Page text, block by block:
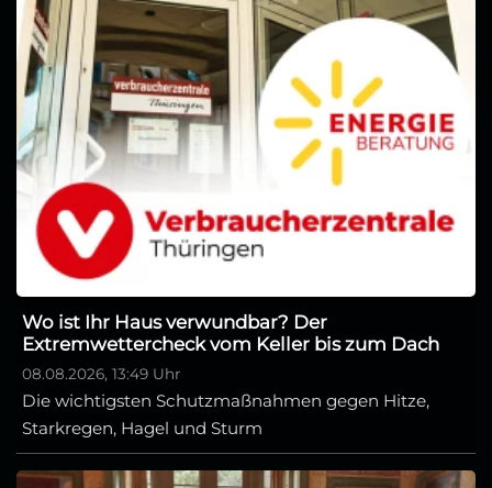
Wo ist Ihr Haus verwundbar? Der
Extremwettercheck vom Keller bis zum Dach
08.08.2026, 13:49 Uhr
Die wichtigsten Schutzmaßnahmen gegen Hitze,
Starkregen, Hagel und Sturm